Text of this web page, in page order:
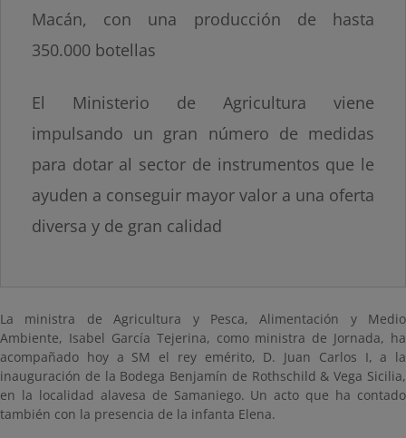
Macán, con una producción de hasta
350.000 botellas
El Ministerio de Agricultura viene
impulsando un gran número de medidas
para dotar al sector de instrumentos que le
ayuden a conseguir mayor valor a una oferta
diversa y de gran calidad
La ministra de Agricultura y Pesca, Alimentación y Medio
Ambiente, Isabel García Tejerina, como ministra de Jornada, ha
acompañado hoy a SM el rey emérito, D. Juan Carlos I, a la
inauguración de la Bodega Benjamín de Rothschild & Vega Sicilia,
en la localidad alavesa de Samaniego. Un acto que ha contado
también con la presencia de la infanta Elena.